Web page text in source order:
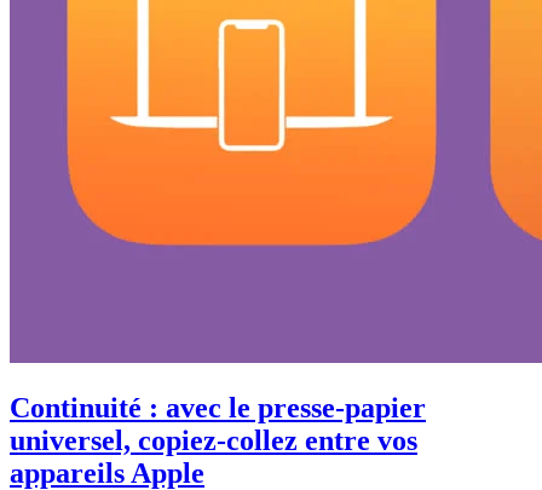
Continuité : avec le presse-papier
universel, copiez-collez entre vos
appareils Apple